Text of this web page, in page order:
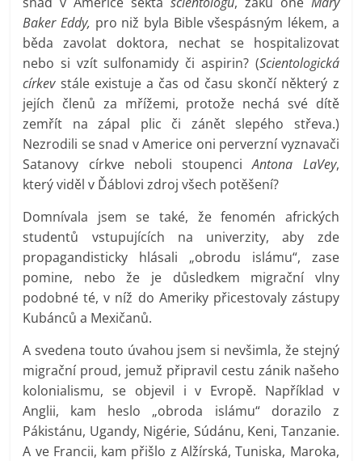
Baker Eddy, pro niž byla Bible všespásným lékem, a
běda zavolat doktora, nechat se hospitalizovat
nebo si vzít sulfonamidy či aspirin? (Scientologická
církevstále existuje a čas od času skončí některý z
jejích členů za mřížemi, protože nechá své dítě
zemřít na zápal plic či zánět slepého střeva.)
Nezrodili se snad v Americe oni perverzní vyznavači
Satanovy církve neboli stoupenciAntona LaVey,
který viděl v Ďáblovi zdroj všech potěšení?
Domnívala jsem se také, že fenomén afrických
studentů vstupujících na univerzity, aby zde
propagandisticky hlásali „obrodu islámu“, zase
pomine, nebo že je důsledkem migrační vlny
podobné té, v níž do Ameriky přicestovaly zástupy
Kubánců a Mexičanů.
A svedena touto úvahou jsem si nevšimla, že stejný
migrační proud, jemuž připravil cestu zánik našeho
kolonialismu, se objevil i v Evropě. Například v
Anglii, kam heslo „obroda islámu“ dorazilo z
Pákistánu, Ugandy, Nigérie, Súdánu, Keni, Tanzanie.
A ve Francii, kam přišlo z Alžírská, Tuniska, Maroka,